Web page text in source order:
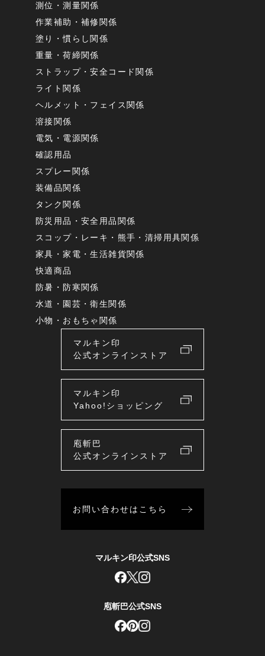
測位・測量関係
作業補助・補修関係
塗り・慣らし関係
重量・荷締関係
ストラップ・安全コード関係
ライト関係
ヘルメット・フェイス関係
溶接関係
電気・電源関係
確認用品
スプレー関係
装備品関係
タンク関係
防災用品・安全用品関係
スコップ・レーキ・熊手・清掃用具関係
家具・家電・生活雑貨関係
快適商品
防暑・防寒関係
水道・園芸・衛生関係
小物・おもちゃ関係
マルキン印
公式オンラインストア
マルキン印
Yahoo!ショッピング
庖斬巴
公式オンラインストア
お問い合わせはこちら
マルキン印公式SNS
庖斬巴公式SNS